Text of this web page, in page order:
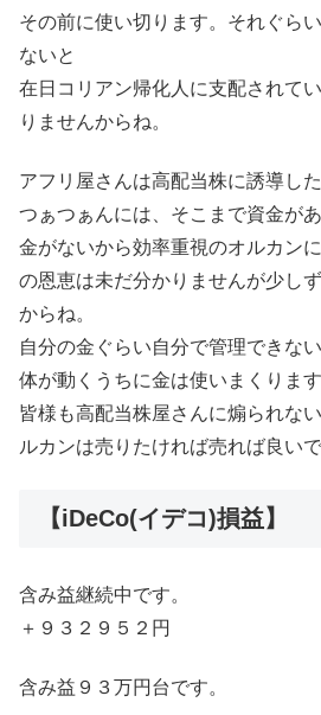
その前に使い切ります。それぐら
ないと
在日コリアン帰化人に支配されて
りませんからね。
アフリ屋さんは高配当株に誘導し
つぁつぁんには、そこまで資金があ
金がないから効率重視のオルカン
の恩恵は未だ分かりませんが少し
からね。
自分の金ぐらい自分で管理できな
体が動くうちに金は使いまくります
皆様も高配当株屋さんに煽られな
ルカンは売りたければ売れば良いで
【iDeCo(イデコ)損益】
含み益継続中です。
＋９３２９５２円
含み益９３万円台です。